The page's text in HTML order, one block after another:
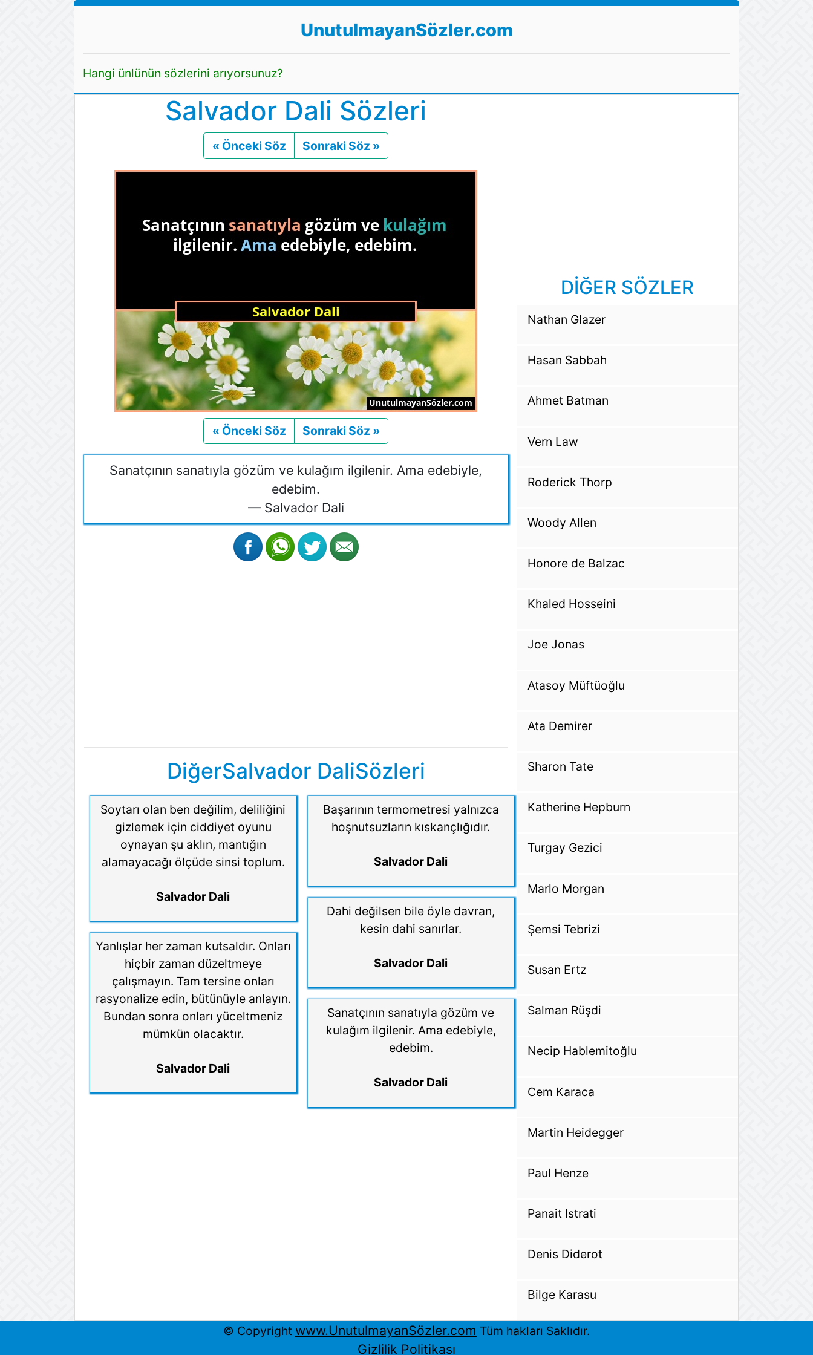
UnutulmayanSözler.com
Hangi ünlünün sözlerini arıyorsunuz?
Salvador Dali Sözleri
« Önceki Söz Önceki
Sonraki Söz »
« Önceki Söz Önceki
Sonraki Söz »
Sanatçının sanatıyla gözüm ve kulağım ilgilenir. Ama edebiyle,
edebim.
— Salvador Dali
DiğerSalvador DaliSözleri
Soytarı olan ben değilim, deliliğini
gizlemek için ciddiyet oyunu
oynayan şu aklın, mantığın
alamayacağı ölçüde sinsi toplum.
Salvador Dali
Yanlışlar her zaman kutsaldır. Onları
hiçbir zaman düzeltmeye
çalışmayın. Tam tersine onları
rasyonalize edin, bütünüyle anlayın.
Bundan sonra onları yüceltmeniz
mümkün olacaktır.
Salvador Dali
Başarının termometresi yalnızca
hoşnutsuzların kıskançlığıdır.
Salvador Dali
Dahi değilsen bile öyle davran,
kesin dahi sanırlar.
Salvador Dali
Sanatçının sanatıyla gözüm ve
kulağım ilgilenir. Ama edebiyle,
edebim.
Salvador Dali
DİĞER SÖZLER
Nathan Glazer
Hasan Sabbah
Ahmet Batman
Vern Law
Roderick Thorp
Woody Allen
Honore de Balzac
Khaled Hosseini
Joe Jonas
Atasoy Müftüoğlu
Ata Demirer
Sharon Tate
Katherine Hepburn
Turgay Gezici
Marlo Morgan
Şemsi Tebrizi
Susan Ertz
Salman Rüşdi
Necip Hablemitoğlu
Cem Karaca
Martin Heidegger
Paul Henze
Panait Istrati
Denis Diderot
Bilge Karasu
© Copyright www.UnutulmayanSözler.com Tüm hakları Saklıdır.
Gizlilik Politikası